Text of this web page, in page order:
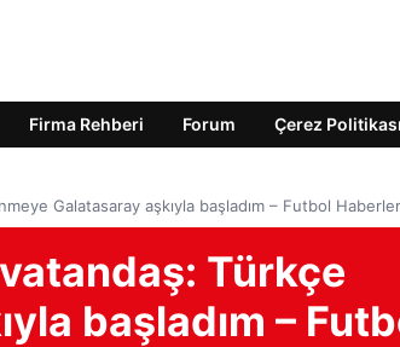
Firma Rehberi Forum Çerez Politikası
Galatasaray aşkıyla başladım – Futbol
Türkçe
başladım –